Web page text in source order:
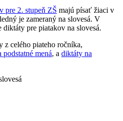
pre 2. stupeň ZŠ majú písať žiaci v
je zameraný na slovesá. V
pre piatakov na slovesá.
celého piateho ročníka,
podstatné mená, a diktáty na